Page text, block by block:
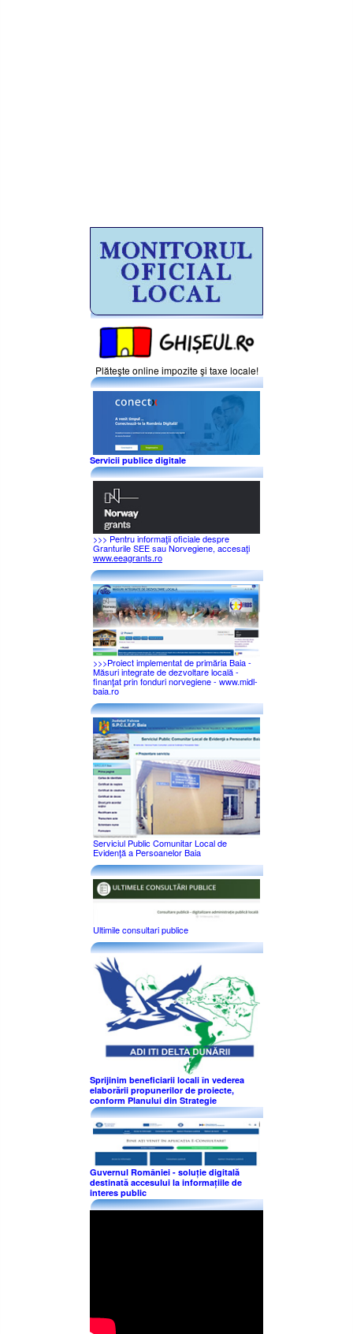
Plăteşte online impozite şi taxe locale!
Servicii publice digitale
>>> Pentru informaţii oficiale despre
Granturile SEE sau Norvegiene, accesaţi
www.eeagrants.ro
>>>Proiect implementat de primăria Baia -
Măsuri integrate de dezvoltare locală -
finanţat prin fonduri norvegiene - www.midl-
baia.ro
Serviciul Public Comunitar Local de
Evidenţă a Persoanelor Baia
Ultimile consultari publice
Sprijinim beneficiarii locali în vederea
elaborării propunerilor de proiecte,
conform Planului din Strategie
Guvernul României - soluție digitală
destinată accesului la informațiile de
interes public